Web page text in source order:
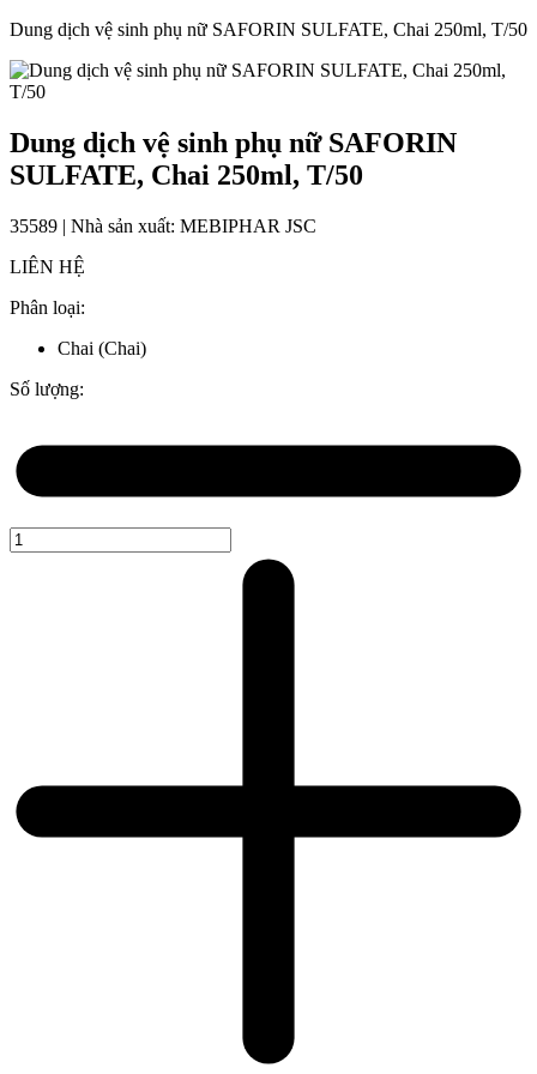
Dung dịch vệ sinh phụ nữ SAFORIN SULFATE, Chai 250ml, T/50
Dung dịch vệ sinh phụ nữ SAFORIN
SULFATE, Chai 250ml, T/50
35589 | Nhà sản xuất: MEBIPHAR JSC
LIÊN HỆ
Phân loại:
Chai (Chai)
Số lượng: